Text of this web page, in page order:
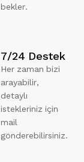
bekler.
7/24 Destek
Her zaman bizi
arayabilir,
detaylı
istekleriniz için
mail
gönderebilirsiniz.